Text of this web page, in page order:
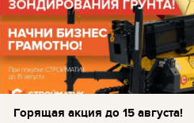
Горящая акция до 15 августа!